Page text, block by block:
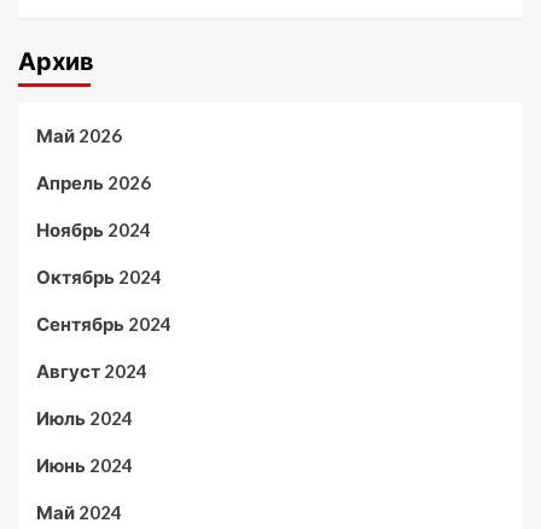
Архив
Май 2026
Апрель 2026
Ноябрь 2024
Октябрь 2024
Сентябрь 2024
Август 2024
Июль 2024
Июнь 2024
Май 2024